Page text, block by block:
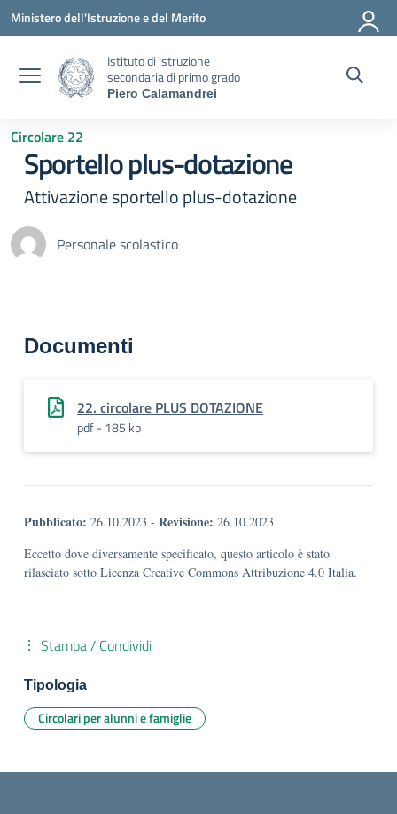
Vai ai contenuti
Vai al menu di navigazione
Vai al footer
Ministero dell'Istruzione e del Merito
Istituto di istruzione
secondaria di primo grado
Piero Calamandrei
Circolare 22
Sportello plus-dotazione
Attivazione sportello plus-dotazione
Personale scolastico
Documenti
22. circolare PLUS DOTAZIONE
pdf - 185 kb
Pubblicato: 26.10.2023 - Revisione: 26.10.2023
Eccetto dove diversamente specificato, questo articolo è stato
rilasciato sotto Licenza Creative Commons Attribuzione 4.0 Italia.
Stampa / Condividi
Tipologia
Circolari per alunni e famiglie